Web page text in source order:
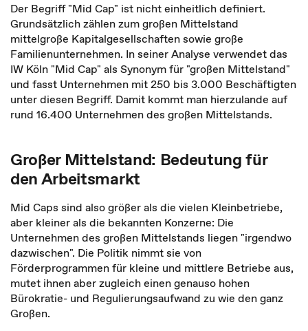
Der Begriff "Mid Cap" ist nicht einheitlich definiert.
Grundsätzlich zählen zum großen Mittelstand
mittelgroße Kapitalgesellschaften sowie große
Familienunternehmen. In seiner Analyse verwendet das
IW Köln "Mid Cap" als Synonym für "großen Mittelstand"
und fasst Unternehmen mit 250 bis 3.000 Beschäftigten
unter diesen Begriff. Damit kommt man hierzulande auf
rund 16.400 Unternehmen des großen Mittelstands.
Großer Mittelstand: Bedeutung für
den Arbeitsmarkt
Mid Caps sind also größer als die vielen Kleinbetriebe,
aber kleiner als die bekannten Konzerne: Die
Unternehmen des großen Mittelstands liegen "irgendwo
dazwischen". Die Politik nimmt sie von
Förderprogrammen für kleine und mittlere Betriebe aus,
mutet ihnen aber zugleich einen genauso hohen
Bürokratie- und Regulierungsaufwand zu wie den ganz
Großen.